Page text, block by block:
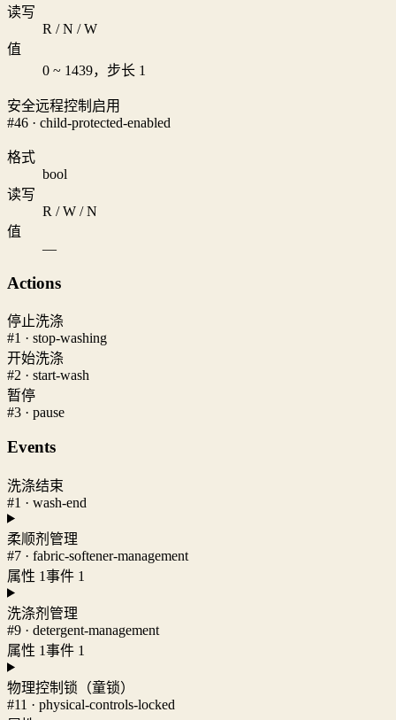
读写
R / N / W
值
0 ~ 1439，步长 1
安全远程控制启用
#46 · child-protected-enabled
格式
bool
读写
R / W / N
值
—
Actions
停止洗涤
#1 · stop-washing
开始洗涤
#2 · start-wash
暂停
#3 · pause
Events
洗涤结束
#1 · wash-end
柔顺剂管理
#7 · fabric-softener-management
属性 1事件 1
洗涤剂管理
#9 · detergent-management
属性 1事件 1
物理控制锁（童锁）
#11 · physical-controls-locked